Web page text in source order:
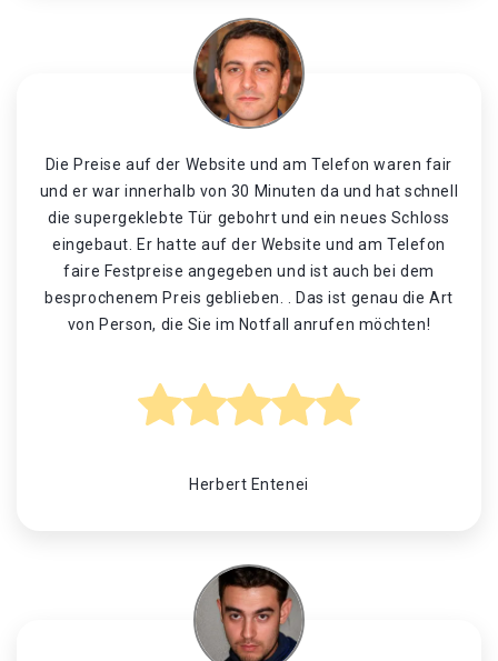
Die Preise auf der Website und am Telefon waren fair
und er war innerhalb von 30 Minuten da und hat schnell
die supergeklebte Tür gebohrt und ein neues Schloss
eingebaut. Er hatte auf der Website und am Telefon
faire Festpreise angegeben und ist auch bei dem
besprochenem Preis geblieben. . Das ist genau die Art
von Person, die Sie im Notfall anrufen möchten!
Herbert Entenei